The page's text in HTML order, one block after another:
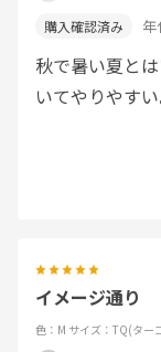
年
秋で暑い夏と
いてやりやすい
イメージ通り
色：M サイズ：TQ(ター